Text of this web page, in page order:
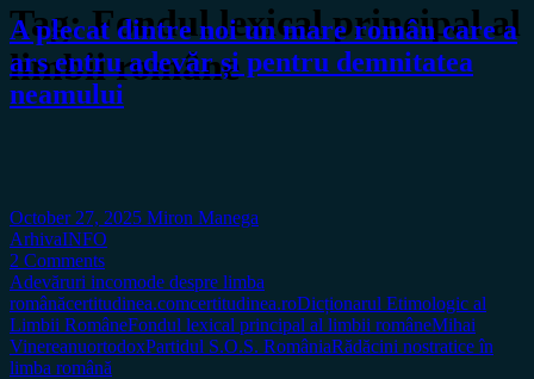
Tag:Fondul lexical principal al
limbii române
A plecat dintre noi un mare român care a
ars entru adevăr și pentru demnitatea
neamului
October 27, 2025 Miron Manega
ArhivaINFO
2 Comments
Adevăruri incomode despre limba
românăcertitudinea.comcertitudinea.roDicționarul Etimologic al
Limbii RomâneFondul lexical principal al limbii româneMihai
VinereanuortodoxPartidul S.O.S. RomâniaRădăcini nostratice în
limba română